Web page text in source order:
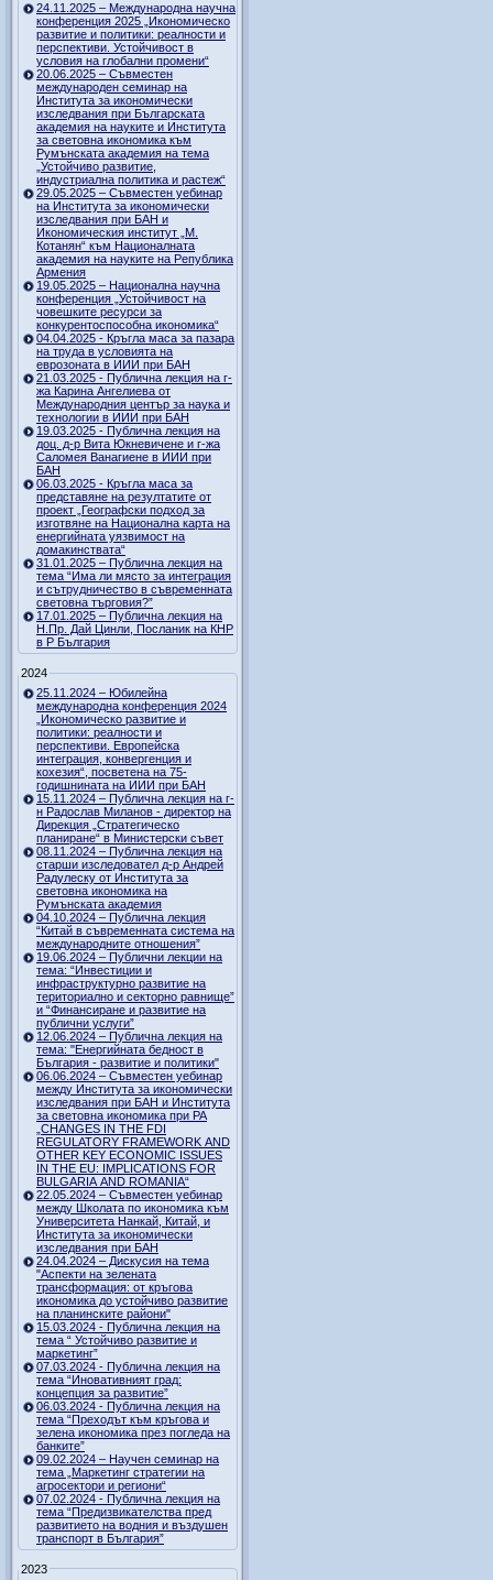
24.11.2025 – Международна научна
конференция 2025 „Икономическо
развитие и политики: реалности и
перспективи. Устойчивост в
условия на глобални промени“
20.06.2025 – Съвместен
международен семинар на
Института за икономически
изследвания при Българската
академия на науките и Института
за световна икономика към
Румънската академия на тема
„Устойчиво развитие,
индустриална политика и растеж“
29.05.2025 – Съвместен уебинар
на Института за икономически
изследвания при БАН и
Икономическия институт „М.
Котанян“ към Националната
академия на науките на Република
Армения
19.05.2025 – Национална научна
конференция „Устойчивост на
човешките ресурси за
конкурентоспособна икономика“
04.04.2025 - Кръгла маса за пазара
на труда в условията на
еврозоната в ИИИ при БАН
21.03.2025 - Публична лекция на г-
жа Карина Ангелиева от
Международния център за наука и
технологии в ИИИ при БАН
19.03.2025 - Публична лекция на
доц. д-р Вита Юкневичене и г-жа
Саломея Ванагиене в ИИИ при
БАН
06.03.2025 - Кръгла маса за
представяне на резултатите от
проект „Географски подход за
изготвяне на Национална карта на
енергийната уязвимост на
домакинствата“
31.01.2025 – Публична лекция на
тема “Има ли място за интеграция
и сътрудничество в съвременната
световна търговия?”
17.01.2025 – Публична лекция на
Н.Пр. Дай Цинли, Посланик на КНР
в Р България
2024
25.11.2024 – Юбилейна
международна конференция 2024
„Икономическо развитие и
политики: реалности и
перспективи. Европейска
интеграция, конвергенция и
кохезия“, посветена на 75-
годишнината на ИИИ при БАН
15.11.2024 – Публична лекция на г-
н Радослав Миланов - директор на
Дирекция „Стратегическо
планиране“ в Министерски съвет
08.11.2024 – Публична лекция на
старши изследовател д-р Андрей
Радулеску от Института за
световна икономика на
Румънската академия
04.10.2024 – Публична лекция
“Китай в съвременната система на
международните отношения”
19.06.2024 – Публични лекции на
тема: “Инвестиции и
инфраструктурно развитие на
териториално и секторно равнище”
и “Финансиране и развитие на
публични услуги”
12.06.2024 – Публична лекция на
тема: "Енергийната бедност в
България - развитие и политики"
06.06.2024 – Съвместен уебинар
между Института за икономически
изследвания при БАН и Института
за световна икономика при РА
„CHANGES IN THE FDI
REGULATORY FRAMEWORK AND
OTHER KEY ECONOMIC ISSUES
IN THE EU: IMPLICATIONS FOR
BULGARIA AND ROMANIA“
22.05.2024 – Съвместен уебинар
между Школата по икономика към
Университета Нанкай, Китай, и
Института за икономически
изследвания при БАН
24.04.2024 – Дискусия на тема
"Аспекти на зелената
трансформация: от кръгова
икономика до устойчиво развитие
на планинските райони"
15.03.2024 - Публична лекция на
тема “ Устойчиво развитие и
маркетинг”
07.03.2024 - Публична лекция на
тема “Иновативният град:
концепция за развитие”
06.03.2024 - Публична лекция на
тема “Преходът към кръгова и
зелена икономика през погледа на
банките”
09.02.2024 – Научен семинар на
тема „Маркетинг стратегии на
агросектори и региони“
07.02.2024 - Публична лекция на
тема “Предизвикателства пред
развитието на водния и въздушен
транспорт в България”
2023